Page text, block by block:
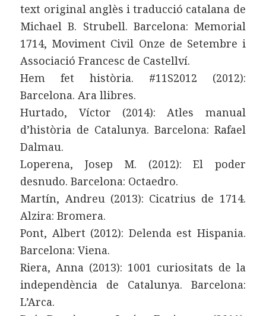
text original anglès i traducció catalana de
Michael B. Strubell. Barcelona: Memorial
1714, Moviment Civil Onze de Setembre i
Associació Francesc de Castellví.
Hem fet història. #11S2012 (2012):
Barcelona. Ara llibres.
Hurtado, Víctor (2014): Atles manual
d’història de Catalunya. Barcelona: Rafael
Dalmau.
Loperena, Josep M. (2012): El poder
desnudo. Barcelona: Octaedro.
Martín, Andreu (2013): Cicatrius de 1714.
Alzira: Bromera.
Pont, Albert (2012): Delenda est Hispania.
Barcelona: Viena.
Riera, Anna (2013): 1001 curiositats de la
independència de Catalunya. Barcelona:
L’Arca.